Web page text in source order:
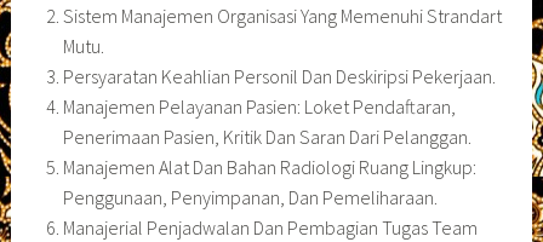
Sistem Manajemen Organisasi Yang Memenuhi Strandart
Mutu.
Persyaratan Keahlian Personil Dan Deskiripsi Pekerjaan.
Manajemen Pelayanan Pasien: Loket Pendaftaran,
Penerimaan Pasien, Kritik Dan Saran Dari Pelanggan.
Manajemen Alat Dan Bahan Radiologi Ruang Lingkup:
Penggunaan, Penyimpanan, Dan Pemeliharaan.
Manajerial Penjadwalan Dan Pembagian Tugas Team